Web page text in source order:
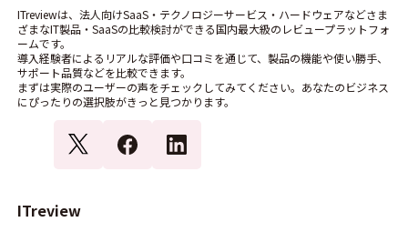
ITreviewは、法人向けSaaS・テクノロジーサービス・ハードウェアなどさま
ざまなIT製品・SaaSの比較検討ができる国内最大級のレビュープラットフォ
ームです。
導入経験者によるリアルな評価や口コミを通じて、製品の機能や使い勝手、
サポート品質などを比較できます。
まずは実際のユーザーの声をチェックしてみてください。あなたのビジネス
にぴったりの選択肢がきっと見つかります。
ITreview